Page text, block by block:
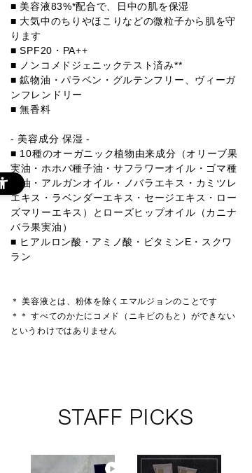
■ 美容液83%*配合で、日中の肌を保湿
■ 大気中のちりやほこりなどの微粒子から肌を守
ります
■ SPF20・PA++
■ ノンコメドジェニックテスト済み**
■ 鉱物油・パラベン・グルテンフリー、ヴィーガ
ンフレンドリー
■ 無香料
- 美容成分 保湿 -
■ 10種のオーガニック植物由来成分（オリーブ果
実油・ホホバ種子油・サフラワーオイル・ゴマ種
子油・アルガンオイル・ノバラエキス・カミツレ
エキス・ラベンダーエキス・セージエキス・ロー
ズマリーエキス）とローズヒップオイル（カニナ
バラ果実油）
■ ヒアルロン酸・アミノ酸・ビタミンE・スクワ
ラン
＊ 美容液とは、粉体を除くエマルジョンのことです
＊＊ すべてのかたにコメド（ニキビのもと）ができない
というわけではありません
STAFF PICKS